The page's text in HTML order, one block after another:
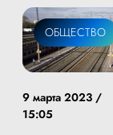
ОБЩЕСТВО
9 марта 2023 /
15:05